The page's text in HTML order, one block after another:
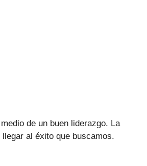
de un buen liderazgo. La
al éxito que buscamos.